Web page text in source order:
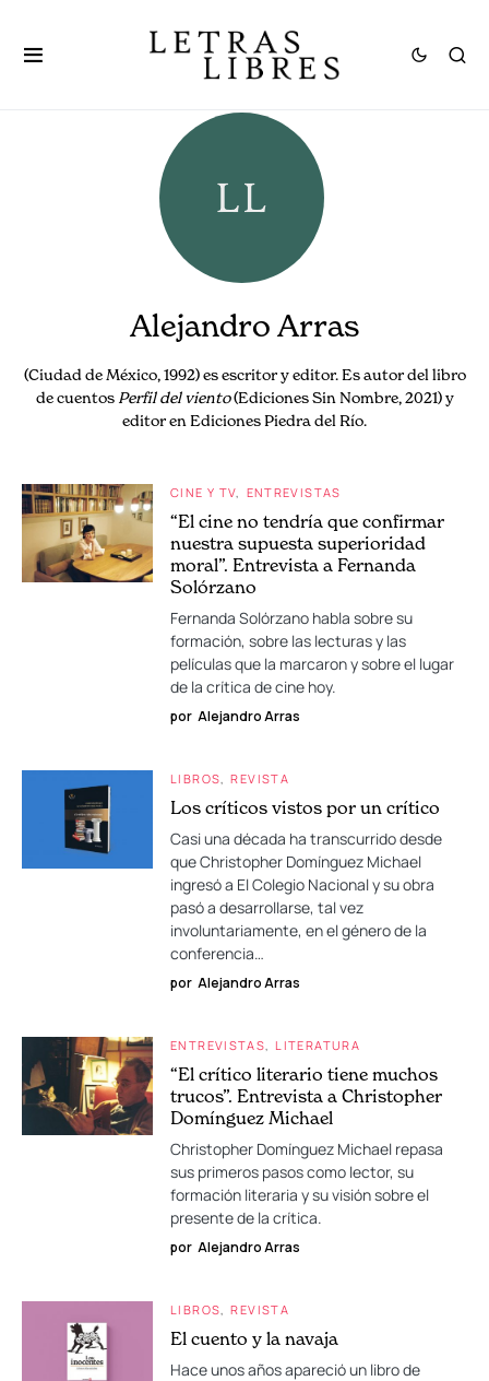
Alejandro Arras
(Ciudad de México, 1992) es escritor y editor. Es autor del libro
de cuentos Perfil del viento(Ediciones Sin Nombre, 2021) y
editor en Ediciones Piedra del Río.
CINE Y TV ENTREVISTAS
“El cine no tendría que confirmar
nuestra supuesta superioridad
moral”. Entrevista a Fernanda
Solórzano
Fernanda Solórzano habla sobre su
formación, sobre las lecturas y las
películas que la marcaron y sobre el lugar
de la crítica de cine hoy.
por Alejandro Arras
LIBROS REVISTA
Los críticos vistos por un crítico
Casi una década ha transcurrido desde
que Christopher Domínguez Michael
ingresó a El Colegio Nacional y su obra
pasó a desarrollarse, tal vez
involuntariamente, en el género de la
conferencia…
por Alejandro Arras
ENTREVISTAS LITERATURA
“El crítico literario tiene muchos
trucos”. Entrevista a Christopher
Domínguez Michael
Christopher Domínguez Michael repasa
sus primeros pasos como lector, su
formación literaria y su visión sobre el
presente de la crítica.
por Alejandro Arras
LIBROS REVISTA
El cuento y la navaja
Hace unos años apareció un libro de